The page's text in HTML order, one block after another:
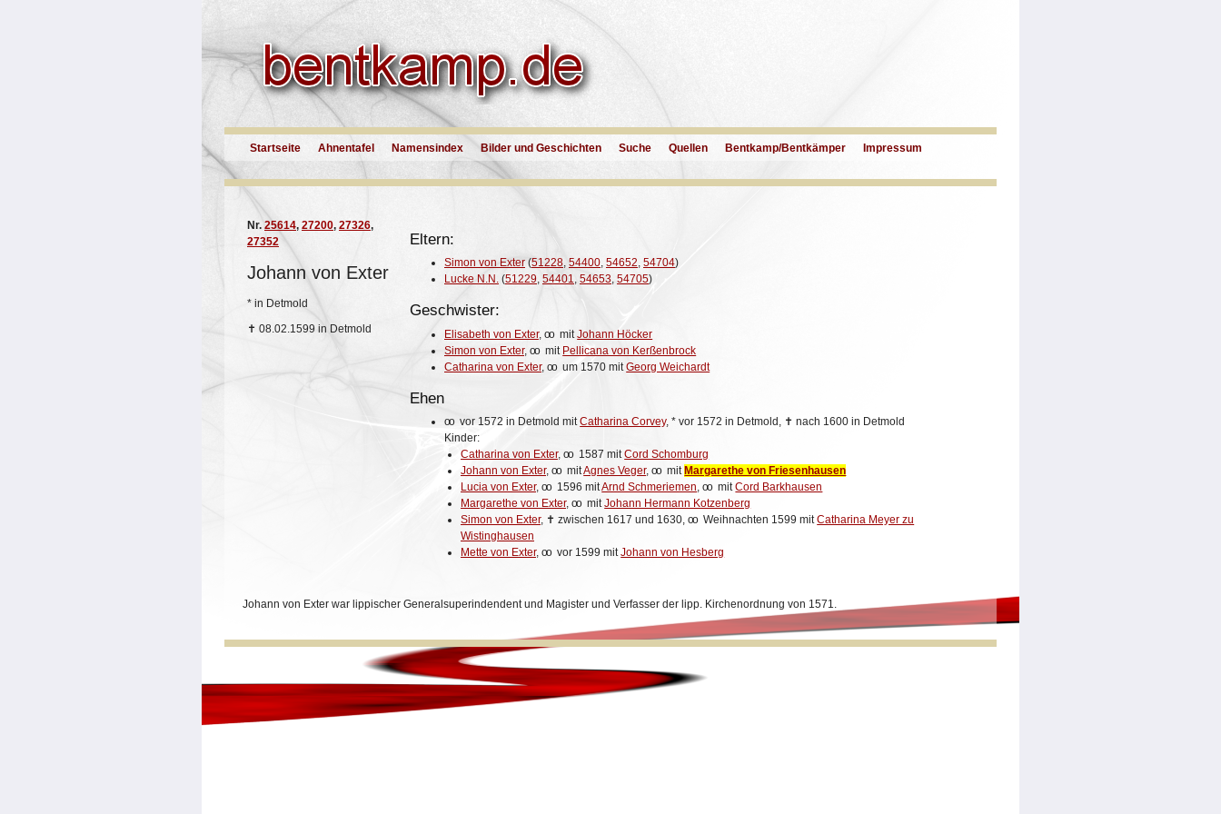
Startseite Ahnentafel Namensindex Bilder und Geschichten Suche Quellen Bentkamp/Bentkämper Impressum
Nr. 25614, 27200, 27326,
27352
Johann von Exter
* in Detmold
✝ 08.02.1599 in Detmold
Eltern:
Simon von Exter (51228, 54400, 54652, 54704)
Lucke N.N. (51229, 54401, 54653, 54705)
Geschwister:
Elisabeth von Exter, oo mitJohann Höcker
Simon von Exter, oo mit Pellicana von Kerßenbrock
Catharina von Exter, oo um 1570 mitGeorg Weichardt
Ehen
oo vor 1572 in Detmold mitCatharina Corvey,*vor 1572 in Detmold, ✝nach 1600 in Detmold
Kinder:
Catharina von Exter, oo 1587 mitCord Schomburg
Johann von Exter, oo mitAgnes Veger,oo mit Margarethe von Friesenhausen
Lucia von Exter, oo 1596 mitArnd Schmeriemen,oo mitCord Barkhausen
Margarethe von Exter, oo mitJohann Hermann Kotzenberg
Simon von Exter, ✝ zwischen 1617 und 1630, oo Weihnachten 1599 mitCatharina Meyer zu
Wistinghausen
Mette von Exter, oo vor 1599 mitJohann von Hesberg
Johann von Exter war lippischer Generalsuperindendent und Magister und Verfasser der lipp. Kirchenordnung von 1571.